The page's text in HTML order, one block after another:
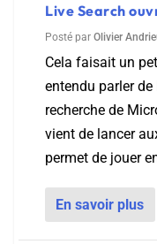
Live Search
Posté par Olivier
Cela faisait un
entendu parler
recherche de
vient de lancer
permet de jouer
En savoir plus